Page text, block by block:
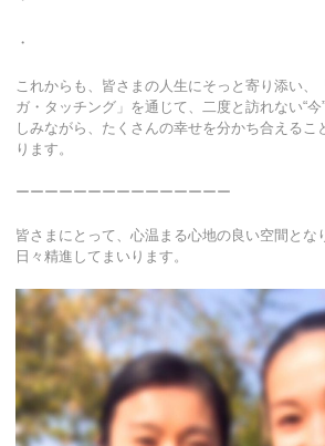
・
これからも、皆さまの人生にそっと寄り添い、
ガ・タッチング」を通じて、二度と訪れない“
しみながら、たくさんの幸せを分かち合えるこ
ります。
ーーーーーーーーーーーーーーー
皆さまにとって、心温まる心地の良い空間と
日々精進してまいります。